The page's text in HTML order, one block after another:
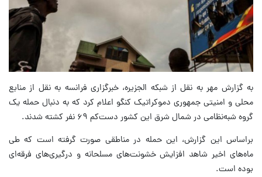
به گزارش مهر به نقل از شبکه الجزیره، خبرگزاری فرانسه به نقل از منابع
محلی و امنیتی جمهوری دموکراتیک کنگو اعلام کرد که به دنبال حمله یک
گروه شبه‌نظامی در شمال شرق این کشور دست‌کم ۶۹ نفر کشته شدند.
براساس این گزارش، این حمله در مناطقی صورت گرفته است که طی
ماه‌های اخیر شاهد افزایش خشونت‌های مسلحانه و درگیری‌های فرقه‌ای
بوده است.